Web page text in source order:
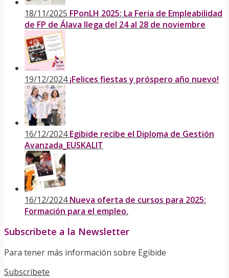
18/11/2025 FPonLH 2025: La Feria de Empleabilidad
de FP de Álava llega del 24 al 28 de noviembre
19/12/2024 ¡Felices fiestas y próspero año nuevo!
16/12/2024 Egibide recibe el Diploma de Gestión
Avanzada_EUSKALIT
16/12/2024 Nueva oferta de cursos para 2025:
Formación para el empleo.
Subscribete a la Newsletter
Para tener más información sobre Egibide
Subscribete